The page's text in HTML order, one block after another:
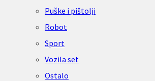
Puške i pištolji
Robot
Sport
Vozila set
Ostalo